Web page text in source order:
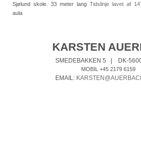
Sjølund skole. 33 meter lang Tidslinje lavet af
aula
KARSTEN
SMEDEBAKKEN 5 DK-
MOBIL +45 2179 6159
EMAIL: